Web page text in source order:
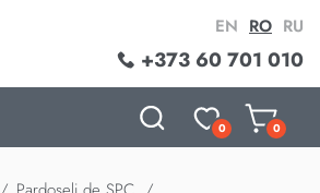
+373 60 701 010
EN RO RU
0 0